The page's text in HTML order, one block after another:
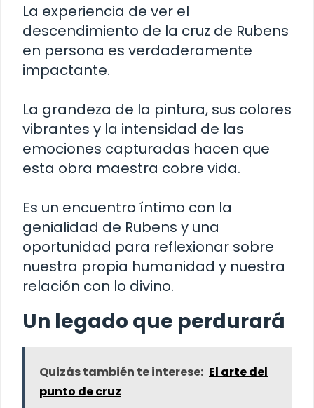
La experiencia de ver el
descendimiento de la cruz de Rubens
en persona es verdaderamente
impactante.
La grandeza de la pintura, sus colores
vibrantes y la intensidad de las
emociones capturadas hacen que
esta obra maestra cobre vida.
Es un encuentro íntimo con la
genialidad de Rubens y una
oportunidad para reflexionar sobre
nuestra propia humanidad y nuestra
relación con lo divino.
Un legado que perdurará
Quizás también te interese: El arte del
punto de cruz